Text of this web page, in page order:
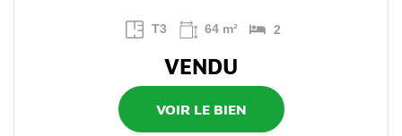
T3 64 m² 2
VENDU
VOIR LE BIEN